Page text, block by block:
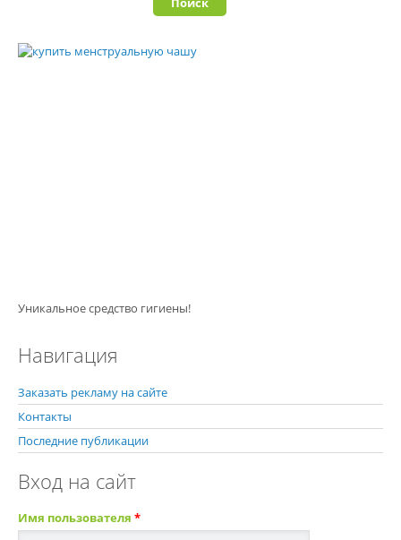
Уникальное средство гигиены!
Навигация
Заказать рекламу на сайте
Контакты
Последние публикации
Вход на сайт
Имя пользователя *